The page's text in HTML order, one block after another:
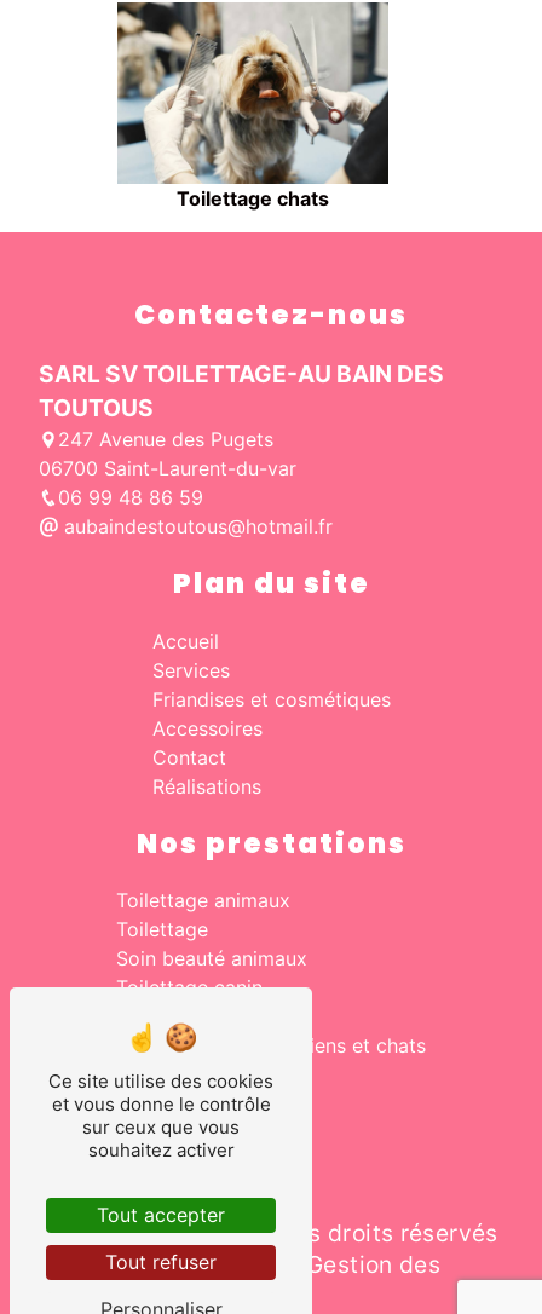
Toilettage chats
Contactez-nous
SARL SV TOILETTAGE-AU BAIN DES
TOUTOUS
247 Avenue des Pugets
06700 Saint-Laurent-du-var
06 99 48 86 59
aubaindestoutous@hotmail.fr
Plan du site
Accueil
Services
Friandises et cosmétiques
Accessoires
Contact
Réalisations
Nos prestations
Toilettage animaux
Toilettage
Soin beauté animaux
Toilettage canin
Salon de toilettage
Vente accessoires chiens et chats
Toilettage pour chien
Toilettage chats
©Vistalid- 2026 - Tous droits réservés
Mentions légales
Gestion des
cookies
Ce site utilise des cookies
et vous donne le contrôle
sur ceux que vous
souhaitez activer
Tout accepter
Tout refuser
Personnaliser